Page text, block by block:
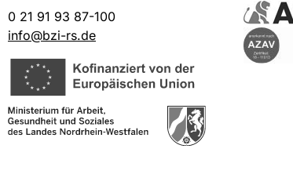
0 21 91 93 87-100
info@bzi-rs.de